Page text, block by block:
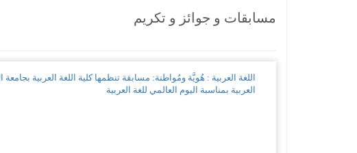
مسابقات و جوائز و تكريم
اللغة العربية : هُويَّة ومُواطنة: مسابقة تنظمها كلية اللغة العربية
العربية بمناسبة اليوم العالمي للغة العربية